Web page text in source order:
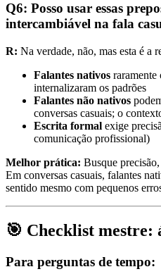
Q6: Posso usar essas
intercambiável na fala
R: Na verdade, não, mas esta é a
Falantes nativos raramente
internalizaram os padrões
Falantes não nativos
conversas casuais; o
Escrita formal exige
comunicação profissional)
Melhor prática: Busque
Em conversas casuais, falantes
sentido mesmo com pequenos
🎯 Checklist mestre:
Para perguntas de tempo: